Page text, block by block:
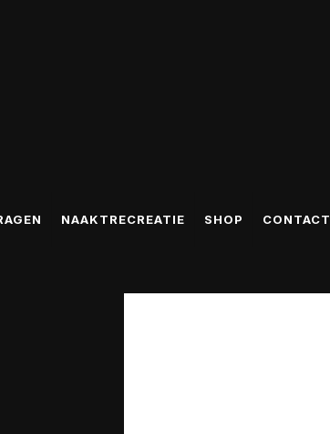
NAAKTRECREATIE SHOP CONTACT